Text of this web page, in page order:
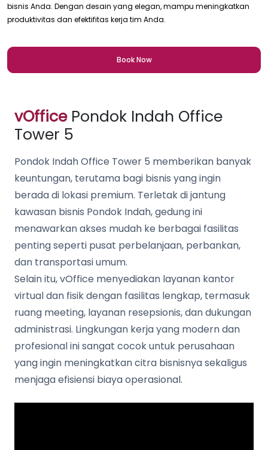
bisnis Anda. Dengan desain yang elegan, mampu meningkatkan
produktivitas dan efektifitas kerja tim Anda.
Book Now
vOfficePondok Indah Office
Tower 5
Pondok Indah Office Tower 5 memberikan banyak
keuntungan, terutama bagi bisnis yang ingin
berada di lokasi premium. Terletak di jantung
kawasan bisnis Pondok Indah, gedung ini
menawarkan akses mudah ke berbagai fasilitas
penting seperti pusat perbelanjaan, perbankan,
dan transportasi umum.
Selain itu, vOffice menyediakan layanan kantor
virtual dan fisik dengan fasilitas lengkap, termasuk
ruang meeting, layanan resepsionis, dan dukungan
administrasi. Lingkungan kerja yang modern dan
profesional ini sangat cocok untuk perusahaan
yang ingin meningkatkan citra bisnisnya sekaligus
menjaga efisiensi biaya operasional.